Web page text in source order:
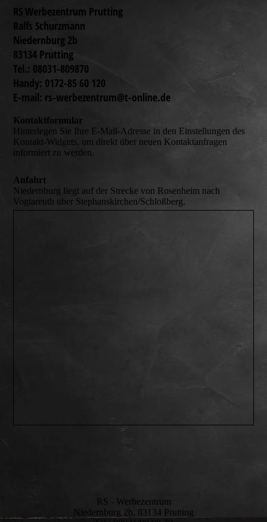
RS Werbezentrum Prutting
Ralfs Schurzmann
Niedernburg 2b
83134 Prutting
Tel.: 08031-809870
Handy: 0172-85 60 120
E-mail: rs-werbezentrum@t-online.de
Kontaktformular
Hinterlegen Sie Ihre E-Mail-Adresse in den Einstellungen des
Kontakt-Widgets, um direkt über neuen Kontaktanfragen
informiert zu werden.
Anfahrt
Niedernburg liegt auf der Strecke von Rosenheim nach
Vogtareuth über Stephanskirchen/Schloßberg.
RS - Werbezentrum
Niedernburg 2b, 83134 Prutting